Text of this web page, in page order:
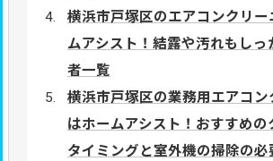
横浜市戸塚区のエアコンクリー
ムアシスト！結露や汚れもしっ
者一覧
横浜市戸塚区の業務用エアコン
はホームアシスト！おすすめの
タイミングと室外機の掃除の必